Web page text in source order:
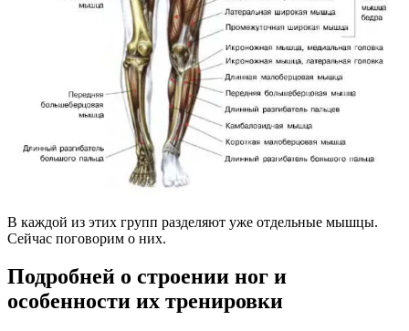
В каждой из этих групп разделяют уже отдельные мышцы.
Сейчас поговорим о них.
Подробней о строении ног и
особенности их тренировки